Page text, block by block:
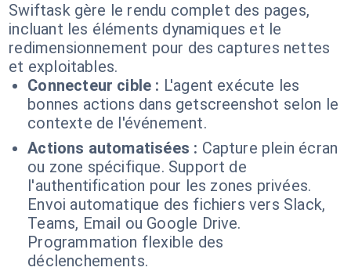
Swiftask gère le rendu complet des pages,
incluant les éléments dynamiques et le
redimensionnement pour des captures nettes
et exploitables.
Connecteur cible : L'agent exécute les
bonnes actions dans getscreenshot selon le
contexte de l'événement.
Actions automatisées : Capture plein écran
ou zone spécifique. Support de
l'authentification pour les zones privées.
Envoi automatique des fichiers vers Slack,
Teams, Email ou Google Drive.
Programmation flexible des
déclenchements.